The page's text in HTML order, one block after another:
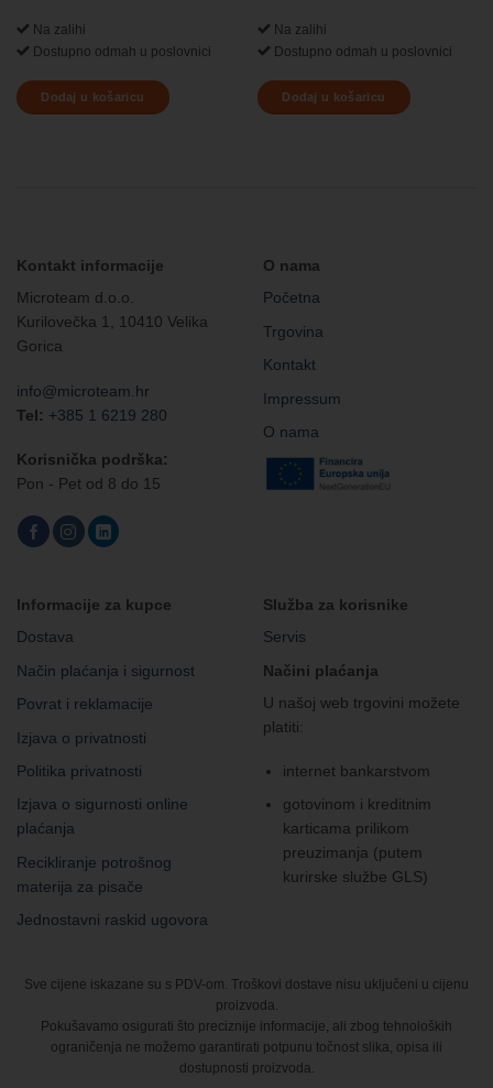
Na zalihi
Dostupno odmah u poslovnici
Dodaj u košaricu
Na zalihi
Dostupno odmah u poslovnici
Dodaj u košaricu
Kontakt informacije
Microteam d.o.o.
Kurilovečka 1, 10410 Velika
Gorica
info@microteam.hr
Tel: +385 1 6219 280
Korisnička podrška:
Pon - Pet od 8 do 15
O nama
Početna
Trgovina
Kontakt
Impressum
O nama
Informacije za kupce
Dostava
Način plaćanja i sigurnost
Povrat i reklamacije
Izjava o privatnosti
Politika privatnosti
Izjava o sigurnosti online
plaćanja
Recikliranje potrošnog
materija za pisače
Jednostavni raskid ugovora
Služba za korisnike
Servis
Načini plaćanja
U našoj web trgovini možete
platiti:
internet bankarstvom
gotovinom i kreditnim
karticama prilikom
preuzimanja (putem
kurirske službe GLS)
Sve cijene iskazane su s PDV-om. Troškovi dostave nisu uključeni u cijenu
proizvoda.
Pokušavamo osigurati što preciznije informacije, ali zbog tehnoloških
ograničenja ne možemo garantirati potpunu točnost slika, opisa ili
dostupnosti proizvoda.